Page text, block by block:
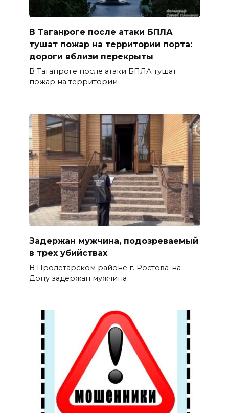
В Таганроге после атаки БПЛА
тушат пожар на территории порта:
дороги вблизи перекрыты
В Таганроге после атаки БПЛА тушат
пожар на территории
Задержан мужчина, подозреваемый
в трех убийствах
В Пролетарском районе г. Ростова-на-
Дону задержан мужчина